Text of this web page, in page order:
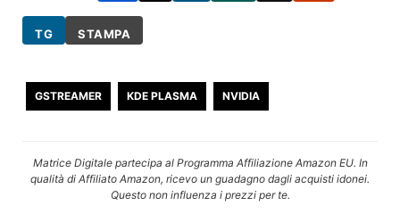
TG STAMPA
GSTREAMER KDE PLASMA NVIDIA
Matrice Digitale partecipa al Programma Affiliazione Amazon EU. In
qualità di Affiliato Amazon, ricevo un guadagno dagli acquisti idonei.
Questo non influenza i prezzi per te.